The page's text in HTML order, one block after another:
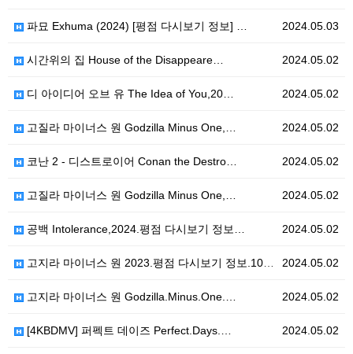
2024.05.03
파묘 Exhuma (2024) [평점 다시보기 정보] …
2024.05.02
시간위의 집 House of the Disappeare…
2024.05.02
디 아이디어 오브 유 The Idea of You,20…
2024.05.02
고질라 마이너스 원 Godzilla Minus One,…
2024.05.02
코난 2 - 디스트로이어 Conan the Destro…
2024.05.02
고질라 마이너스 원 Godzilla Minus One,…
2024.05.02
공백 Intolerance,2024.평점 다시보기 정보…
2024.05.02
고지라 마이너스 원 2023.평점 다시보기 정보.10b…
2024.05.02
고지라 마이너스 원 Godzilla.Minus.One.…
2024.05.02
[4KBDMV] 퍼펙트 데이즈 Perfect.Days.…